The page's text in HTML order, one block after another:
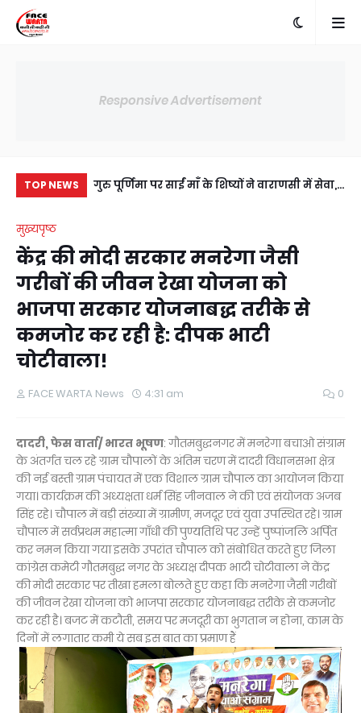
Responsive Advertisement
TOP NEWS
में अंसल गोल्फ
गुरु पूर्णिमा पर साईं माँ के शिष्यों ने वाराणसी में सेवा,
मुख्यपृष्ठ
केंद्र की मोदी सरकार मनरेगा जैसी
गरीबों की जीवन रेखा योजना को
भाजपा सरकार योजनाबद्ध तरीके से
कमजोर कर रही है: दीपक भाटी
चोटीवाला!
FACE WARTA News 4:31 am 0
दादरी, फेस वार्ता/ भारत भूषण: गौतमबुद्धनगर में मनरेगा बचाओ संग्राम
के अंतर्गत चल रहे ग्राम चौपालों के अंतिम चरण में दादरी विधानसभा क्षेत्र
की नई बस्ती ग्राम पंचायत में एक विशाल ग्राम चौपाल का आयोजन किया
गया। कार्यक्रम की अध्यक्षता धर्म सिंह जीनवाल ने की एवं संयोजक अजब
सिंह रहे। चौपाल में बड़ी संख्या में ग्रामीण, मजदूर एवं युवा उपस्थित रहे। ग्राम
चौपाल में सर्वप्रथम महात्मा गाँधी की पुण्यतिथि पर उन्हें पुष्पांजलि अर्पित
कर नमन किया गया इसके उपरांत चौपाल को संबोधित करते हुए जिला
कांग्रेस कमेटी गौतमबुद्ध नगर के अध्यक्ष दीपक भाटी चोटीवाला ने केंद्र
की मोदी सरकार पर तीखा हमला बोलते हुए कहा कि मनरेगा जैसी गरीबों
की जीवन रेखा योजना को भाजपा सरकार योजनाबद्ध तरीके से कमजोर
कर रही है। बजट में कटौती, समय पर मजदूरी का भुगतान न होना, काम के
दिनों में लगातार कमी ये सब इस बात का प्रमाण हैं